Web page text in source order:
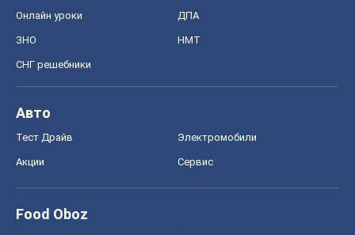
Онлайн уроки ДПА
ЗНО НМТ
СНГ решебники
Авто
Тест Драйв Электромобили
Акции Сервис
Food Oboz